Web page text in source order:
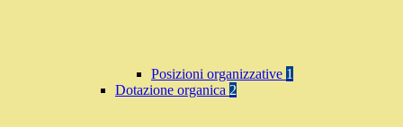
Posizioni organizzative 1
Dotazione organica 2